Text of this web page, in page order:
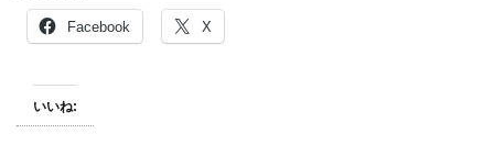
Facebook X
いいね: